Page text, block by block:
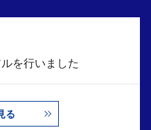
を行いました
る